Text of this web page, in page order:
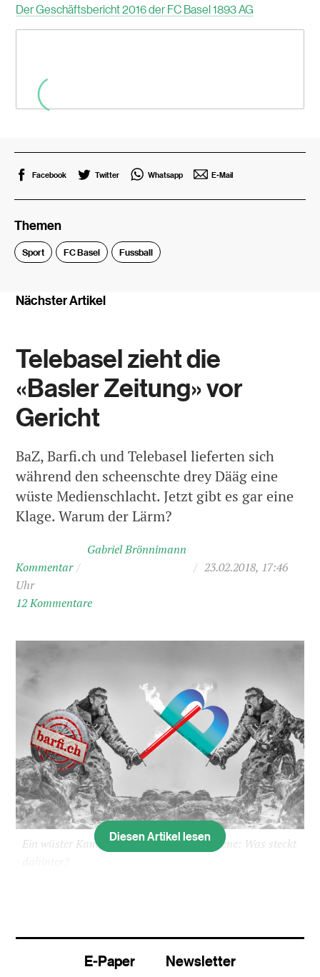
Der Geschäftsbericht 2016 der FC Basel 1893 AG
Facebook Twitter Whatsapp E-Mail
Themen
Sport FC Basel Fussball
Nächster Artikel
Telebasel zieht die
«Basler Zeitung» vor
Gericht
BaZ, Barfi.ch und Telebasel lieferten sich
während den scheenschte drey Dääg eine
wüste Medienschlacht. Jetzt gibt es gar eine
Klage. Warum der Lärm?
Kommentar /
Gabriel Brönnimann
/ 23.02.2018, 17:46
Uhr
12 Kommentare
Ein wüster Kampf in der Basler Medienszene: Was steckt
einzigartiges Ereignis: Bornhäusser ist
Stiftungsrat, CEO und Online-Experte in
Personalunion. Trotzdem ist der Text
Diesen Artikel lesen
E-Paper Newsletter